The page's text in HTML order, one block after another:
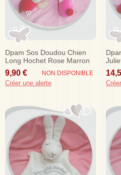
Dpam Sos Doudou Chien
Long Hochet Rose Marron
Rouge Rond
9,90 € NON DISPONIBLE
Créer une alerte